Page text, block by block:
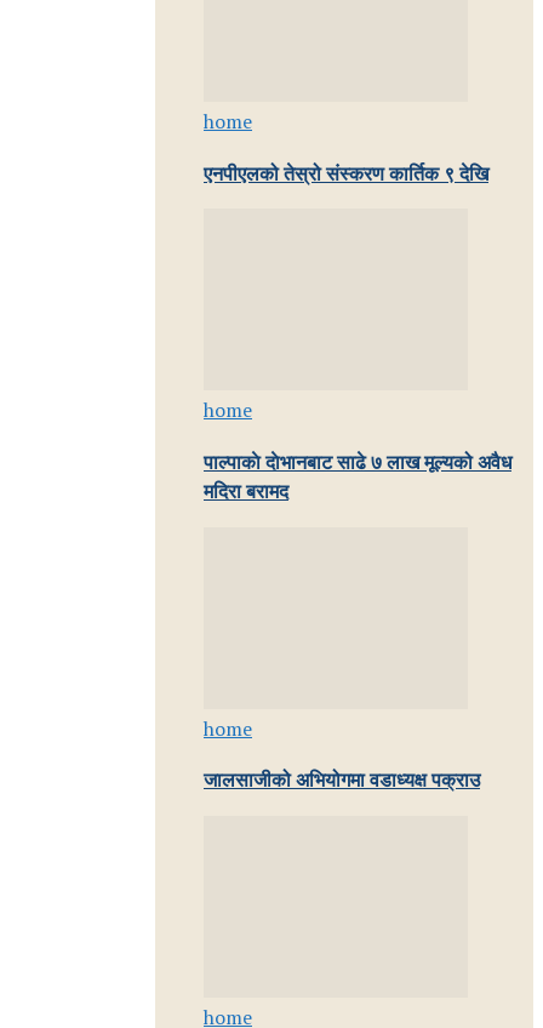
home
एनपीएलको तेस्रो संस्करण कार्तिक ९ देखि
home
पाल्पाकाे दाेभानबाट साढे ७ लाख मूल्यको अवैध
मदिरा बरामद
home
जालसाजीको अभियोगमा वडाध्यक्ष पक्राउ
home